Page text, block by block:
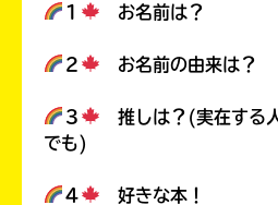
１
お名前は？
２ お名前の由来は？
３
推しは？(実在する
でも)
４ 好きな本！